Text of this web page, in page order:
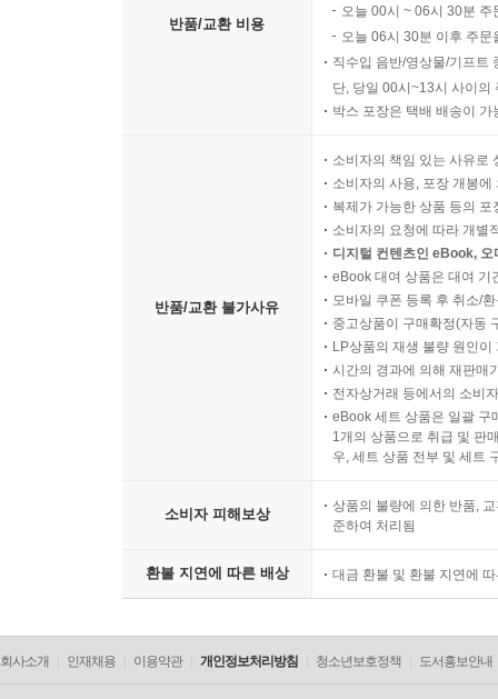
반품/교환 비용
오늘 00시 ~ 06시 30분
오늘 06시 30분 이후 주
직수입 음반/영상물/기프트
단, 당일 00시~13시 사이의
박스 포장은 택배 배송이
반품/교환 불가사유
소비자의 책임 있는 사유로
소비자의 사용, 포장 개봉
복제가 가능한 상품 등의
소비자의 요청에 따라 개별
디지털 컨텐츠인 eBook,
eBook 대여 상품은 대여 기
모바일 쿠폰 등록 후 취소/
중고상품이 구매확정(자동
LP상품의 재생 불량 원인
시간의 경과에 의해 재판매
전자상거래 등에서의 소비
eBook 세트 상품은 일괄 구
1개의 상품으로 취급 및 판
우, 세트 상품 전부 및 세트
소비자 피해보상
상품의 불량에 의한 반품,
준하여 처리됨
환불 지연에 따른 배상 대금 환불 및 환불 지연에
회사소개 인재채용 이용약관 개인정보처리방침 청소년보호정책 도서홍보안내